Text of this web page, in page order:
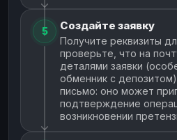
5 Создайте заявку
Получите реквизиты
проверьте, что на
деталями заявки
обменник с
письмо: оно может
подтверждение
возникновении